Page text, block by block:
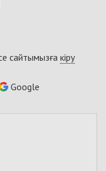
сайтымызға кіру
Google